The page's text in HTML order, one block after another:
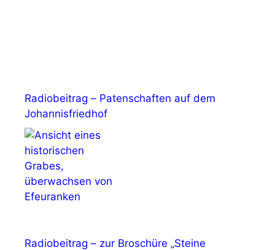
Radiobeitrag – Patenschaften auf dem
Johannisfriedhof
Radiobeitrag – zur Broschüre „Steine